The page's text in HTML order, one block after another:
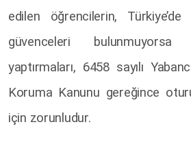
edilen öğrencilerin,
güvenceleri bulunmuyorsa
yaptırmaları, 6458 sayılı
Koruma Kanunu gereğince
için zorunludur.